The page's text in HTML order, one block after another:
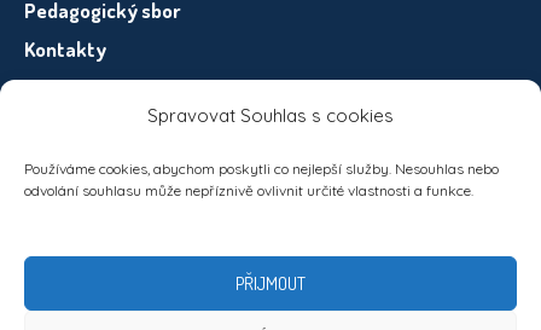
Spravovat Souhlas s cookies
Používáme cookies, abychom poskytli co nejlepší služby. Nesouhlas nebo
odvolání souhlasu může nepříznivě ovlivnit určité vlastnosti a funkce.
PŘIJMOUT
Pedagogický sbor
Kontakty
Informace pro subjekty osobních údajů – GDPR